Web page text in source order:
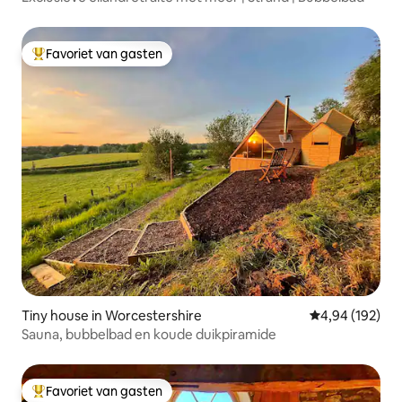
Topfavoriet van gasten
Favoriet van gasten
Tiny house in Worcestershire Gemiddelde
4,94 (192)
Sauna, bubbelbad en koude duikpiramide
Favoriet van gasten